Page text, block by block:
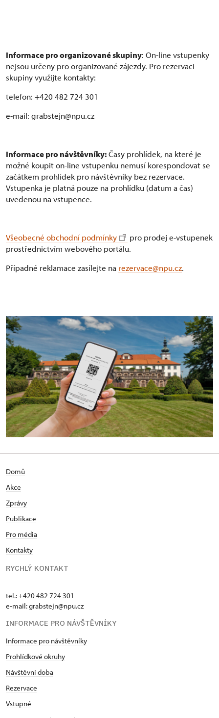
Informace pro organizované skupiny: On-line vstupenky
nejsou určeny pro organizované zájezdy. Pro rezervaci
skupiny využijte kontakty:
telefon: +420 482 724 301
e-mail: grabstejn@npu.cz
Informace pro návštěvníky:Časy prohlídek, na které je
možné koupit on-line vstupenku nemusí korespondovat se
začátkem prohlídek pro návštěvníky bez rezervace.
Vstupenka je platná pouze na prohlídku (datum a čas)
uvedenou na vstupence.
Všeobecné obchodní podmínky
pro prodej e-vstupenek
prostřednictvím webového portálu.
Případné reklamace zasílejte na rezervace@npu.cz.
Domů
Akce
Zprávy
Publikace
Pro média
Kontakty
RYCHLÝ KONTAKT
tel.: +420 482 724 301
e-mail: grabstejn@npu.cz
INFORMACE PRO NÁVŠTĚVNÍKY
Informace pro návštěvníky
Prohlídkové okruhy
Návštěvní doba
Rezervace
Vstupné